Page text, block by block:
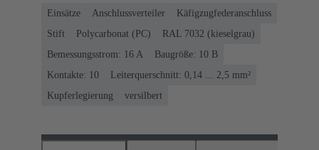
Einsätze Anschlussverteiler
Käfigzugfederanschluss
Stift
Polycarbonat (PC)
RAL 7032 (kieselgrau)
Bemessungsstrom: ‌16 A
Baugröße: 10 B
Kontakte: 10
Leiterquerschnitt: 0,14 ... 2,5 mm²
Kupferlegierung
versilbert